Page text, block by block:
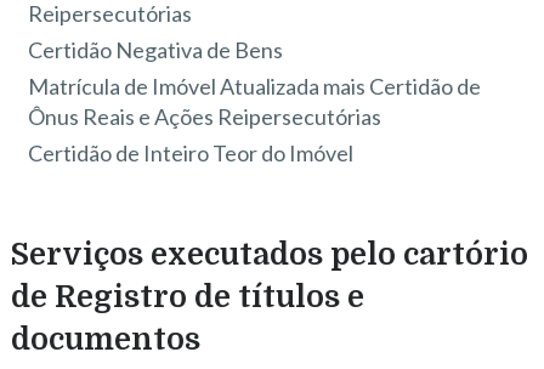
Reipersecutórias
Certidão Negativa de Bens
Matrícula de Imóvel Atualizada mais Certidão de
Ônus Reais e Ações Reipersecutórias
Certidão de Inteiro Teor do Imóvel
Serviços executados pelo cartório
de Registro de títulos e
documentos